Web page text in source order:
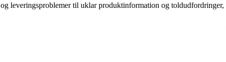
leveringsproblemer til uklar produktinformation og toldudfordringer,